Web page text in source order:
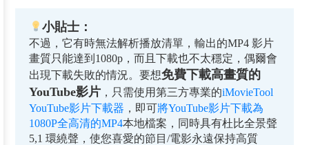
小貼士：
不過，它有時無法解析播放清單，輸出的MP4 影片
畫質只能達到1080p，而且下載也不太穩定，偶爾會
出現下載失敗的情況。要想免費下載高畫質的
YouTube影片 ，只需使用第三方專業的iMovieTool
YouTube影片下載器 ，即可將YouTube影片下載為
1080P全高清的MP4本地檔案，同時具有杜比全景聲
5,1 環繞聲，使您喜愛的節目/電影永遠保持高質